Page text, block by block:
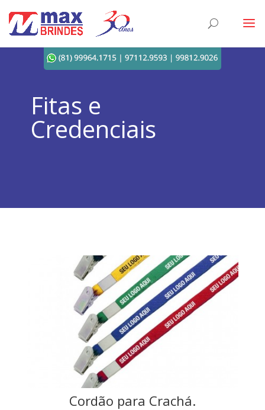
Fitas e
Credenciais
Cordão para Crachá.